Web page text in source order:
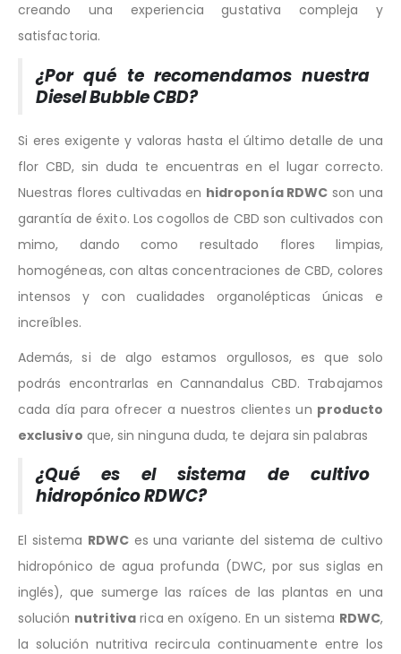
creando una experiencia gustativa compleja y
satisfactoria.
¿Por qué te recomendamos nuestra
Diesel Bubble CBD?
Si eres exigente y valoras hasta el último detalle de una
flor CBD, sin duda te encuentras en el lugar correcto.
Nuestras flores cultivadas en hidroponía RDWC son una
garantía de éxito. Los cogollos de CBD son cultivados con
mimo, dando como resultado flores limpias,
homogéneas, con altas concentraciones de CBD, colores
intensos y con cualidades organolépticas únicas e
increíbles.
Además, si de algo estamos orgullosos, es que solo
podrás encontrarlas en Cannandalus CBD. Trabajamos
cada día para ofrecer a nuestros clientes un producto
exclusivo que, sin ninguna duda, te dejara sin palabras
¿Qué es el sistema de cultivo
hidropónico RDWC?
El sistema RDWC es una variante del sistema de cultivo
hidropónico de agua profunda (DWC, por sus siglas en
inglés), que sumerge las raíces de las plantas en una
solución nutritivarica en oxígeno. En un sistema RDWC,
la solución nutritiva recircula continuamente entre los